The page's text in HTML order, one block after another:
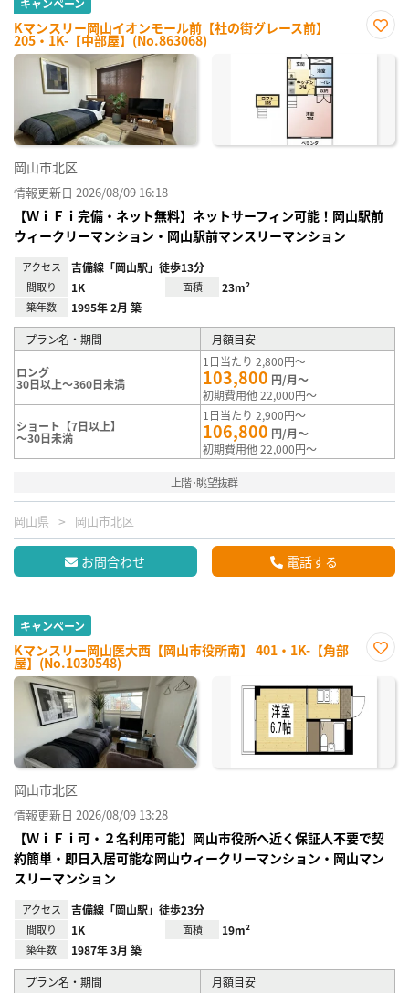
Kマンスリー岡山イオンモール前【社の街グレース前】
205・1K-【中部屋】(No.863068)
に入
岡山市北区
情報更新日 2026/08/09 16:18
【ＷｉＦｉ完備・ネット無料】ネットサーフィン可能！岡山駅前
ウィークリーマンション・岡山駅前マンスリーマンション
アクセス 吉備線「岡山駅」徒歩13分
間取り 1K 面積 23m²
築年数 1995年 2月 築
プラン名・期間 月額目安
ロング
30日以上～360日未満
1日当たり 2,800円～
103,800 円/月～
初期費用他 22,000円～
ショート【7日以上】
～30日未満
1日当たり 2,900円～
106,800 円/月～
初期費用他 22,000円～
上階･眺望抜群
岡山県 岡山市北区
お問合わせ 電話する
キャンペーン
Kマンスリー岡山医大西【岡山市役所南】 401・1K-【角部
屋】(No.1030548)
に入
岡山市北区
情報更新日 2026/08/09 13:28
【ＷｉＦｉ可・２名利用可能】岡山市役所へ近く保証人不要で契
約簡単・即日入居可能な岡山ウィークリーマンション・岡山マン
スリーマンション
アクセス 吉備線「岡山駅」徒歩23分
間取り 1K 面積 19m²
築年数 1987年 3月 築
プラン名・期間 月額目安